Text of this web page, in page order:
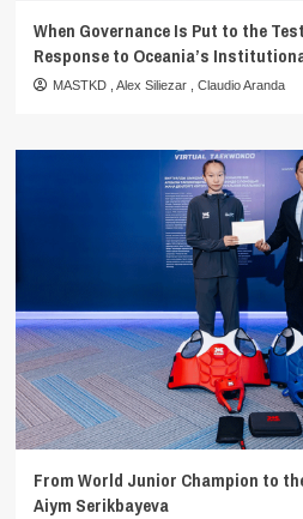
When Governance Is Put to the
Response to Oceania’s
MASTKD Alex Siliezar Claudio Aranda
From World Junior Champion to
Aiym Serikbayeva